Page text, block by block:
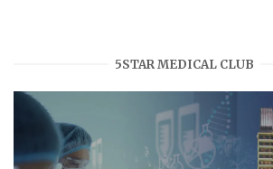
5STAR MEDICAL CLUB